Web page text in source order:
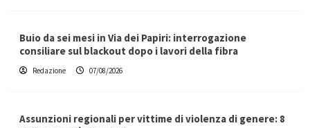
Buio da sei mesi in Via dei Papiri: interrogazione
consiliare sul blackout dopo i lavori della fibra
Redazione 07/08/2026
Assunzioni regionali per vittime di violenza di genere: 8